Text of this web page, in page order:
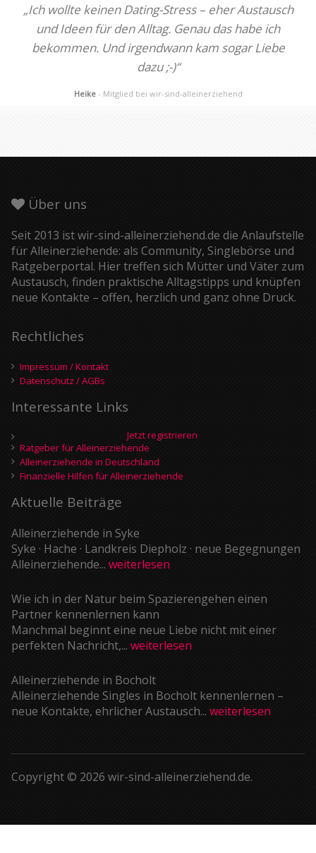
„Ich wollte keinen Dating-Stress – eher Austausch
und Ideen für den Alltag. Genau das habe ich
bekommen. Und irgendwann kam sogar Liebe
dazu ;-)“
Heike - Mitglied bei wir-sind-alleinerziehend
Über uns
Seit 2013 ist wir-sind-alleinerziehend.de die Anlaufstelle
für Alleinerziehende: als Community, Singlebörse und
Ratgeberportal. Hier treffen sich Mütter und Väter zum
Austausch, finden praktische Alltagstipps und knüpfen
neue Kontakte – offen, herzlich und ganz ohne Druck.
Rechtliches
Impressum / Kontakt
Datenschutz / AGBs
Interessante Links
Jetzt registrieren
Ratgeber für Alleinerziehende
Alleinerziehende in Deutschland
Finanzielle Hilfen für Alleinerziehende
Aktuelle Beiträge
Alleinerziehende in Syke
Syke · Hache · Landkreis Diepholz · neue Begegnungen
Alleinerziehende... weiterlesen
Wie ich in der Natur beim Spazierengehen einen
Partner kennenlernen kann
Manchmal beginnt eine neue Liebe nicht mit einer
perfekten Nachricht,... weiterlesen
Alleinerziehende in Bocholt
Alleinerziehende Singles in Bocholt kennenlernen –
neue Kontakte, ehrlicher Austausch... weiterlesen
Copyright © 2026 wir-sind-alleinerziehend.de.